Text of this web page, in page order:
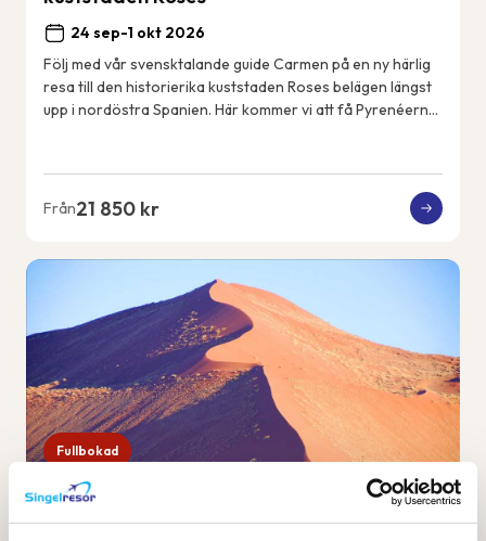
24 sep-1 okt 2026
Följ med vår svensktalande guide Carmen på en ny härlig
resa till den historierika kuststaden Roses belägen längst
upp i nordöstra Spanien. Här kommer vi att få Pyrenéerna
Från21 850 kr
Fullbokad